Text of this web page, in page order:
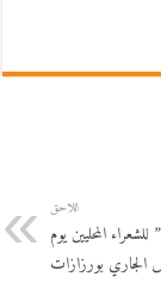
اللاحق
المحليين يوم